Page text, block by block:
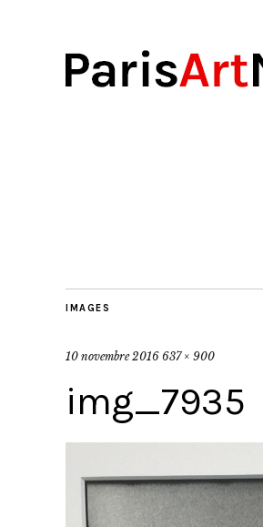
IMAGES
10 novembre 2016 637 × 900
img_7935